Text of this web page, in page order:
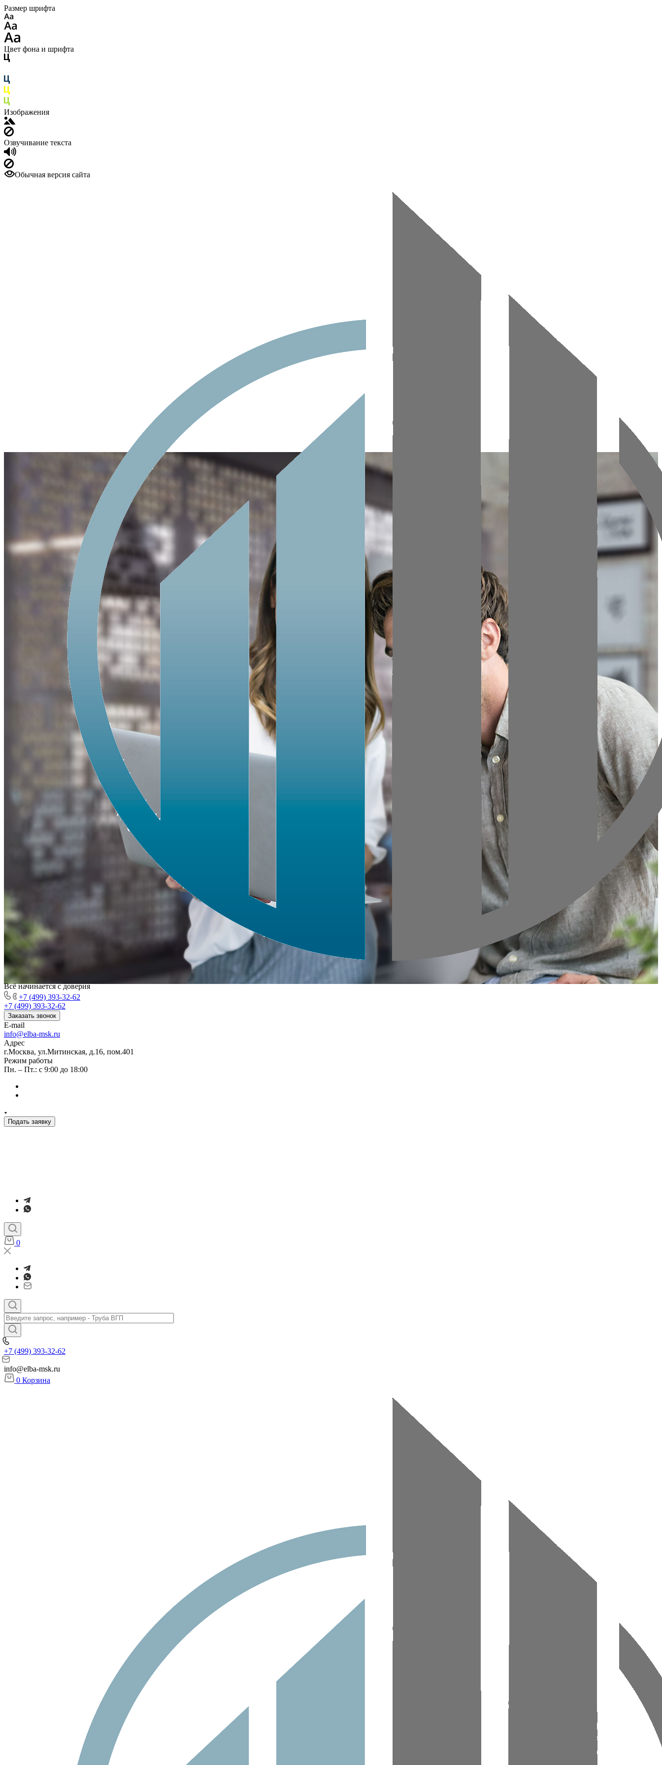
Размер шрифта
Цвет фона и шрифта
Изображения
Озвучивание текста
Обычная версия сайта
Всё начинается с доверия
+7 (499) 393-32-62
+7 (499) 393-32-62
Заказать звонок
E-mail
info@elba-msk.ru
Адрес
г.Москва, ул.Митинская, д.16, пом.401
Режим работы
Пн. – Пт.: с 9:00 до 18:00
Подать заявку
0
+7 (499) 393-32-62
info@elba-msk.ru
0 Корзина